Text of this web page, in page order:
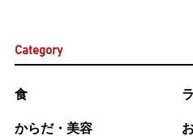
Category
食
からだ・美容